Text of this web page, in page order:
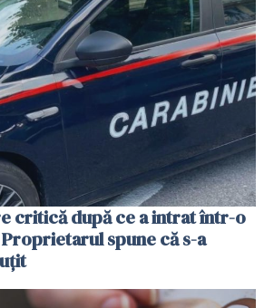
critică după ce a intrat într-o
spune că s-a